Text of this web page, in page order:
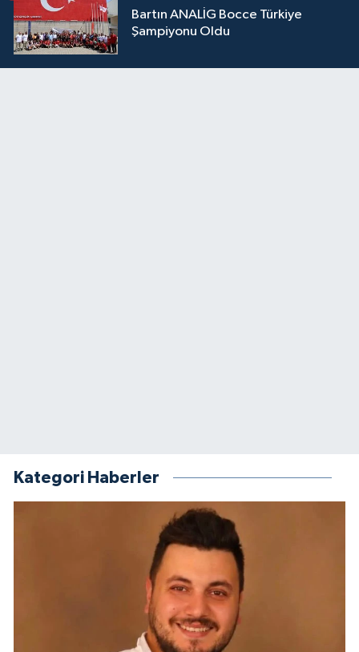
Bartın ANALİG Bocce Türkiye
Şampiyonu Oldu
Kategori Haberler